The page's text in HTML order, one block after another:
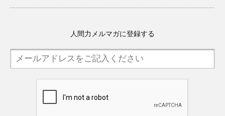
人間力メルマガに登録する